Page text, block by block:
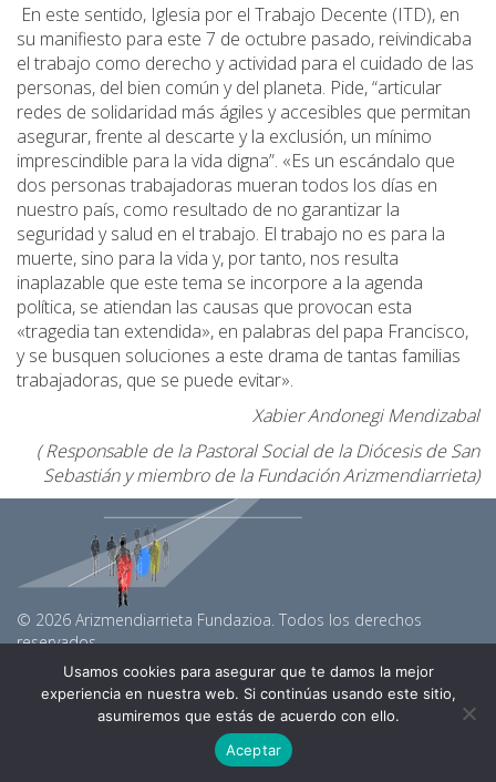
En este sentido, Iglesia por el Trabajo Decente (ITD), en
su manifiesto para este 7 de octubre pasado, reivindicaba
el trabajo como derecho y actividad para el cuidado de las
personas, del bien común y del planeta. Pide, “articular
redes de solidaridad más ágiles y accesibles que permitan
asegurar, frente al descarte y la exclusión, un mínimo
imprescindible para la vida digna”. «Es un escándalo que
dos personas trabajadoras mueran todos los días en
nuestro país, como resultado de no garantizar la
seguridad y salud en el trabajo. El trabajo no es para la
muerte, sino para la vida y, por tanto, nos resulta
inaplazable que este tema se incorpore a la agenda
política, se atiendan las causas que provocan esta
«tragedia tan extendida», en palabras del papa Francisco,
y se busquen soluciones a este drama de tantas familias
trabajadoras, que se puede evitar».
Xabier Andonegi Mendizabal
( Responsable de la Pastoral Social de la Diócesis de San
Sebastián y miembro de la Fundación Arizmendiarrieta)
© 2026 Arizmendiarrieta Fundazioa. Todos los derechos
reservados.
arizmendiarrietaf@gmail.com
Linkedin
Youtube
Política de privacidad y Cookies
Usamos cookies para asegurar que te damos la mejor
experiencia en nuestra web. Si continúas usando este sitio,
asumiremos que estás de acuerdo con ello.
Aceptar